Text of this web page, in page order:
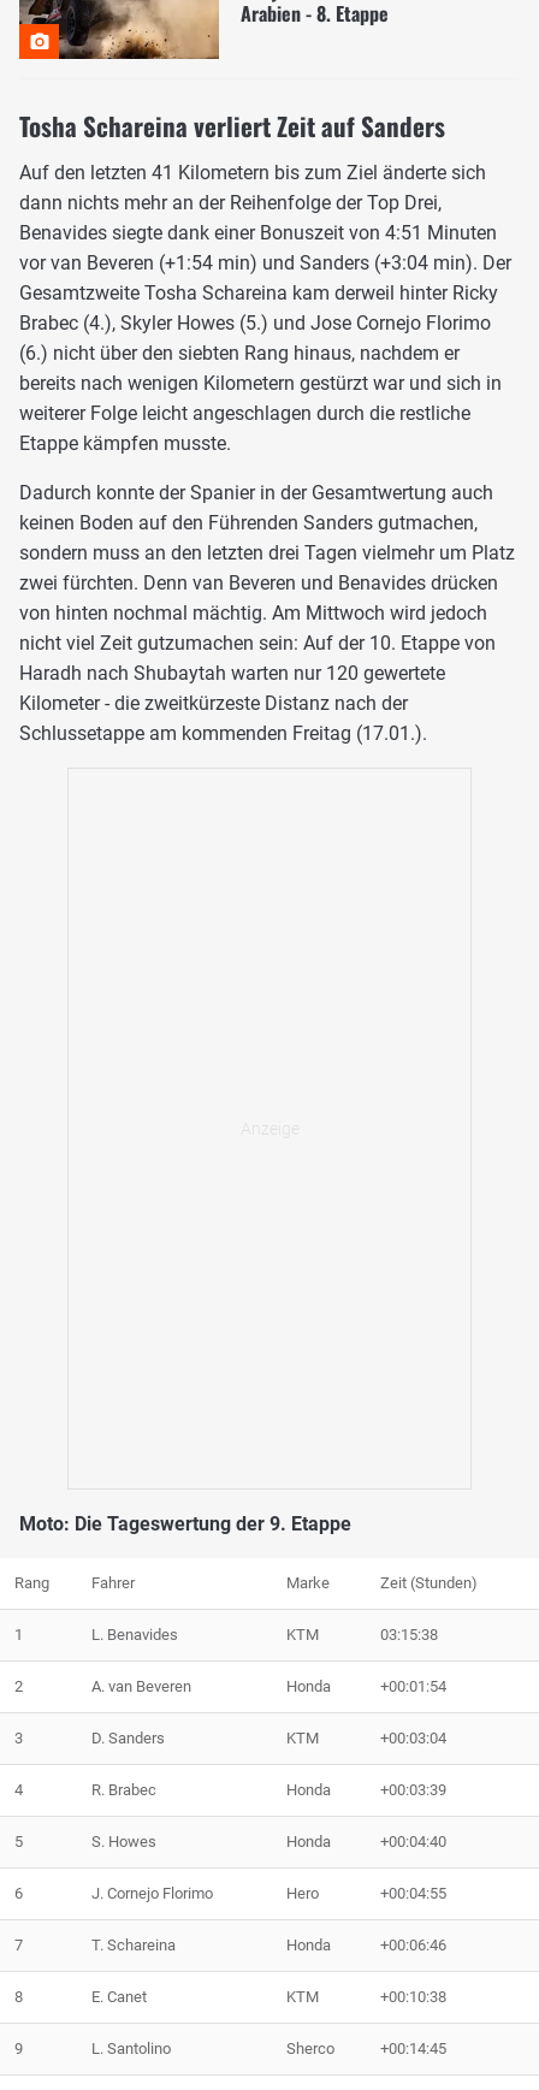
Arabien - 8. Etappe
Tosha Schareina verliert Zeit auf Sanders
Auf den letzten 41 Kilometern bis zum Ziel änderte sich
dann nichts mehr an der Reihenfolge der Top Drei,
Benavides siegte dank einer Bonuszeit von 4:51 Minuten
vor van Beveren (+1:54 min) und Sanders (+3:04 min). Der
Gesamtzweite Tosha Schareina kam derweil hinter Ricky
Brabec (4.), Skyler Howes (5.) und Jose Cornejo Florimo
(6.) nicht über den siebten Rang hinaus, nachdem er
bereits nach wenigen Kilometern gestürzt war und sich in
weiterer Folge leicht angeschlagen durch die restliche
Etappe kämpfen musste.
Dadurch konnte der Spanier in der Gesamtwertung auch
keinen Boden auf den Führenden Sanders gutmachen,
sondern muss an den letzten drei Tagen vielmehr um Platz
zwei fürchten. Denn van Beveren und Benavides drücken
von hinten nochmal mächtig. Am Mittwoch wird jedoch
nicht viel Zeit gutzumachen sein: Auf der 10. Etappe von
Haradh nach Shubaytah warten nur 120 gewertete
Kilometer - die zweitkürzeste Distanz nach der
Schlussetappe am kommenden Freitag (17.01.).
Moto: Die Tageswertung der 9. Etappe
Rang Fahrer Marke Zeit (Stunden)
1 L. Benavides KTM 03:15:38
2 A. van Beveren Honda +00:01:54
3 D. Sanders KTM +00:03:04
4 R. Brabec Honda +00:03:39
5 S. Howes Honda +00:04:40
6 J. Cornejo Florimo Hero +00:04:55
7 T. Schareina Honda +00:06:46
8 E. Canet KTM +00:10:38
9 L. Santolino Sherco +00:14:45